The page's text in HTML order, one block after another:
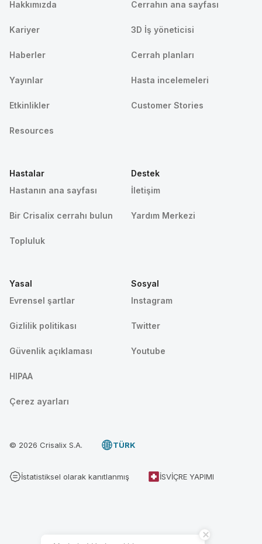
Hakkımızda
Kariyer
Haberler
Yayınlar
Etkinlikler
Resources
Cerrahın ana sayfası
3D İş yöneticisi
Cerrah planları
Hasta incelemeleri
Customer Stories
Hastalar
Hastanın ana sayfası
Bir Crisalix cerrahı bulun
Topluluk
Destek
İletişim
Yardım Merkezi
Yasal
Evrensel şartlar
Gizlilik politikası
Güvenlik açıklaması
HIPAA
Çerez ayarları
Sosyal
Instagram
Twitter
Youtube
© 2026 Crisalix S.A. TÜRK
İstatistiksel olarak kanıtlanmış İSVIÇRE YAPIMI